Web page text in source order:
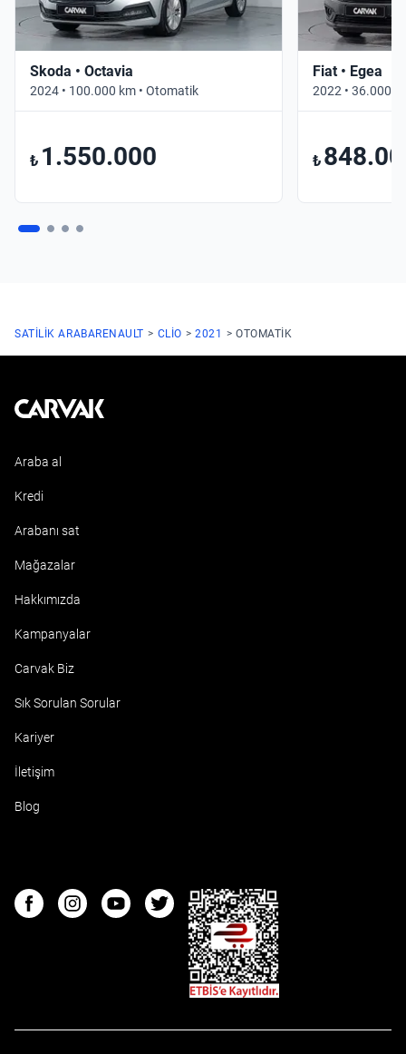
Skoda • Octavia
2024 • 100.000 km • Otomatik
₺ 1.550.000
Fiat • Egea
2022 • 36.000
₺
SATILIK ARABARENAULT CLIO 2021 OTOMATIK
Kavak
Araba al
Kredi
Arabanı sat
Mağazalar
Hakkımızda
Kampanyalar
Carvak Biz
Sık Sorulan Sorular
Kariyer
İletişim
Blog
FacebookInstagramYoutubeTwitter
ETBIS